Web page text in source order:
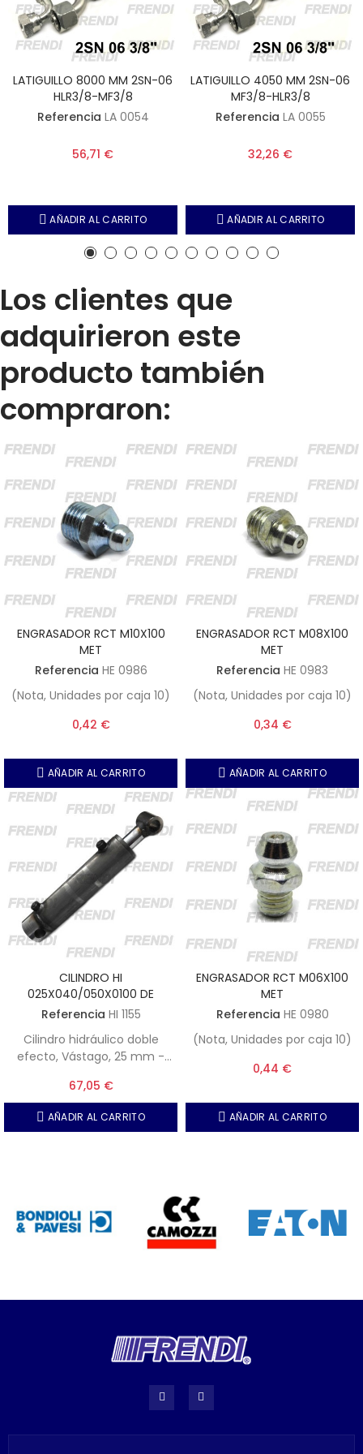
LATIGUILLO 8000 MM 2SN-06
HLR3/8-MF3/8
Referencia LA 0054
56,71 €
AÑADIR AL CARRITO
LATIGUILLO 4050 MM 2SN-06
MF3/8-HLR3/8
Referencia LA 0055
32,26 €
AÑADIR AL CARRITO
Los clientes que
adquirieron este
producto también
compraron:
ENGRASADOR RCT M10X100
MET
Referencia HE 0986
(Nota, Unidades por caja 10)
0,42 €
AÑADIR AL CARRITO
ENGRASADOR RCT M08X100
MET
Referencia HE 0983
(Nota, Unidades por caja 10)
0,34 €
AÑADIR AL CARRITO
CILINDRO HI
025X040/050X0100 DE
Referencia HI 1155
Cilindro hidráulico doble
efecto, Vástago, 25 mm -
carrera - Bulones 20 mm -
Tomas 3-8 BSPP.
67,05 €
AÑADIR AL CARRITO
ENGRASADOR RCT M06X100
MET
Referencia HE 0980
(Nota, Unidades por caja 10)
0,44 €
AÑADIR AL CARRITO